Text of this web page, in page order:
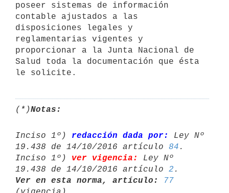
poseer sistemas de información
contable ajustados a las
disposiciones legales y
reglamentarias vigentes y
proporcionar a la Junta Nacional de
Salud toda la documentación que ésta
le solicite.
(*)Notas:
Inciso 1º) redacción dada por:
Ley Nº
19.438 de 14/10/2016 artículo 84 .
Inciso 1º) ver vigencia:
Ley Nº
19.438 de 14/10/2016 artículo 2
Ver en esta norma, artículo:
77